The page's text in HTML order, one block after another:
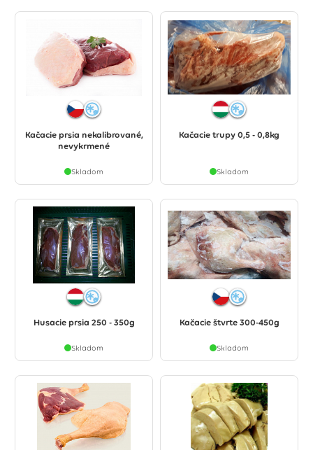
Kačacie prsia nekalibrované,
nevykrmené
Skladom
Kačacie trupy 0,5 - 0,8kg
Skladom
Husacie prsia 250 - 350g
Skladom
Kačacie štvrte 300-450g
Skladom